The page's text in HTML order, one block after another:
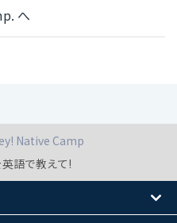
へ
Native Camp
語で教えて!